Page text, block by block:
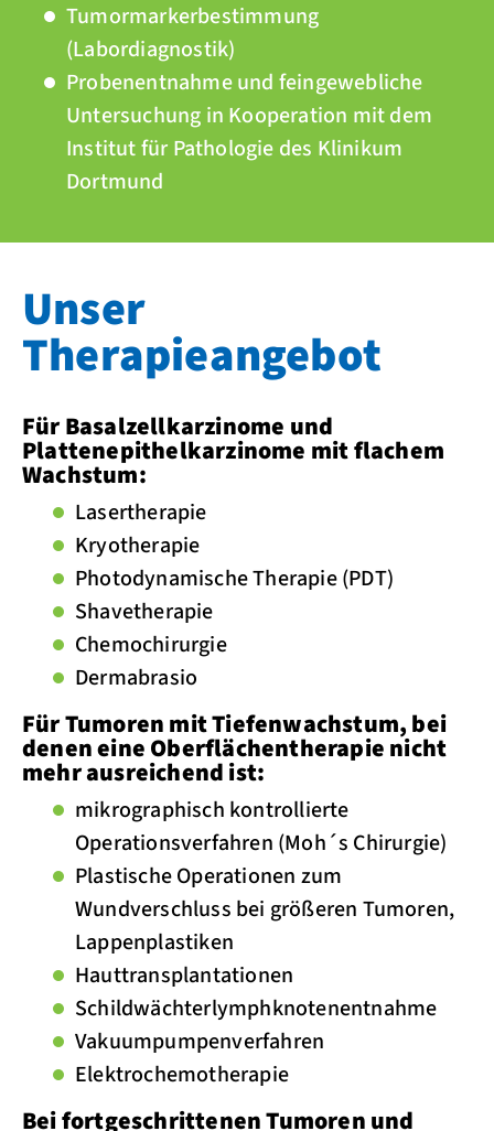
Tumormarkerbestimmung
(Labordiagnostik)
Probenentnahme und feingewebliche
Untersuchung in Kooperation mit dem
Institut für Pathologie des Klinikum
Dortmund
Unser
Therapieangebot
Für Basalzellkarzinome und
Plattenepithelkarzinome mit flachem
Wachstum:
Lasertherapie
Kryotherapie
Photodynamische Therapie (PDT)
Shavetherapie
Chemochirurgie
Dermabrasio
Für Tumoren mit Tiefenwachstum, bei
denen eine Oberflächentherapie nicht
mehr ausreichend ist:
mikrographisch kontrollierte
Operationsverfahren (Moh´s Chirurgie)
Plastische Operationen zum
Wundverschluss bei größeren Tumoren,
Lappenplastiken
Hauttransplantationen
Schildwächterlymphknotenentnahme
Vakuumpumpenverfahren
Elektrochemotherapie
Bei fortgeschrittenen Tumoren und